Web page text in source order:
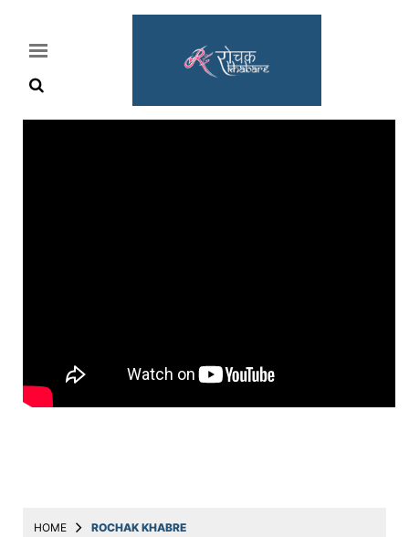
&
मराठी
HOME ROCHAK KHABRE